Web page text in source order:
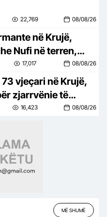
22,769 08/08/26
në Krujë,
Nufi në terren,
pë evakuim
17,017 08/08/26
vjeçari në Krujë,
zjarrvënie të
16,423 08/08/26
MË SHUMË